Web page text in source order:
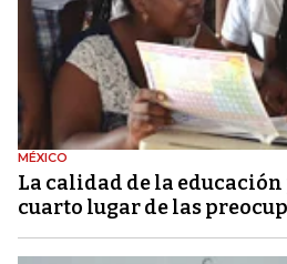
MÉXICO
La calidad de la
cuarto lugar de las